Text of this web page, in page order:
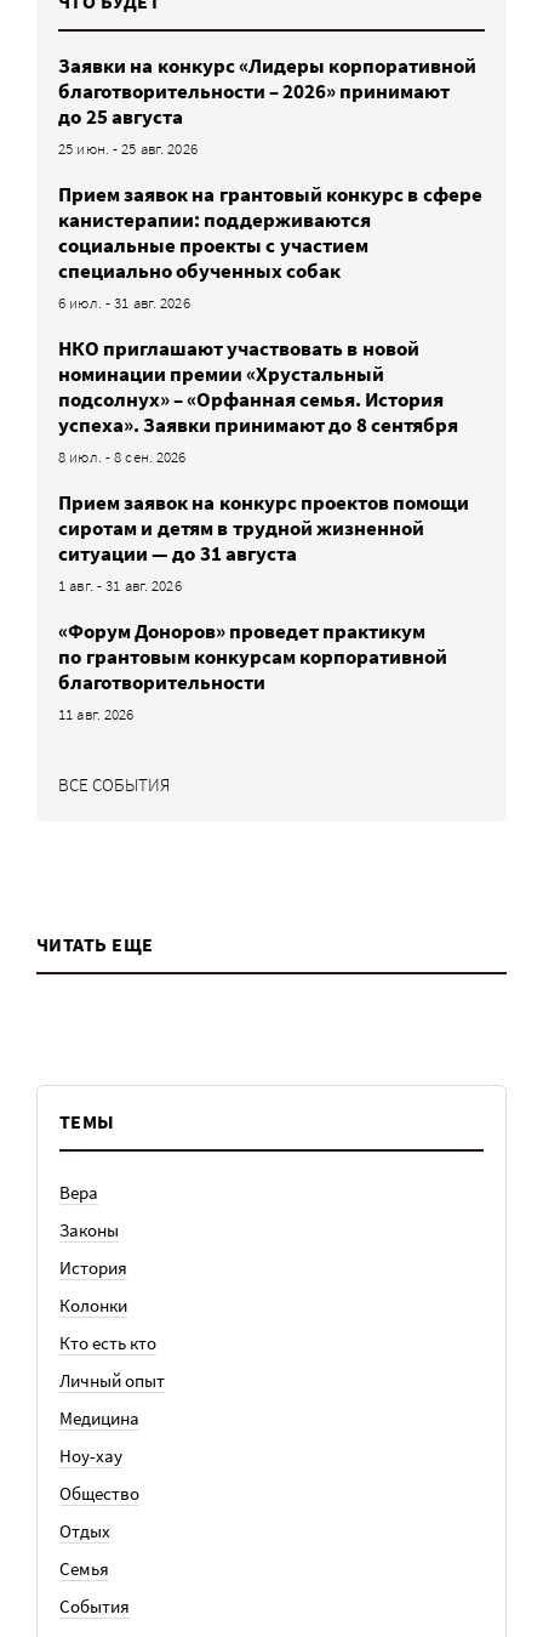
Заявки на конкурс «Лидеры корпоративной
благотворительности – 2026» принимают
до 25 августа
25 июн. - 25 авг. 2026
Прием заявок на грантовый конкурс в сфере
канистерапии: поддерживаются
социальные проекты с участием
специально обученных собак
6 июл. - 31 авг. 2026
НКО приглашают участвовать в новой
номинации премии «Хрустальный
подсолнух» – «Орфанная семья. История
успеха». Заявки принимают до 8 сентября
8 июл. - 8 сен. 2026
Прием заявок на конкурс проектов помощи
сиротам и детям в трудной жизненной
ситуации — до 31 августа
1 авг. - 31 авг. 2026
«Форум Доноров» проведет практикум
по грантовым конкурсам корпоративной
благотворительности
11 авг. 2026
ВСЕ СОБЫТИЯ
ЧИТАТЬ ЕЩЕ
ТЕМЫ
Вера
Законы
История
Колонки
Кто есть кто
Личный опыт
Медицина
Ноу-хау
Общество
Отдых
Семья
События